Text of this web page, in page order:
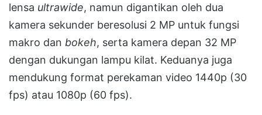
lensa ultrawide, namun digantikan oleh dua
kamera sekunder beresolusi 2 MP untuk fungsi
makro dan bokeh, serta kamera depan 32 MP
dengan dukungan lampu kilat. Keduanya juga
mendukung format perekaman video 1440p (30
fps) atau 1080p (60 fps).